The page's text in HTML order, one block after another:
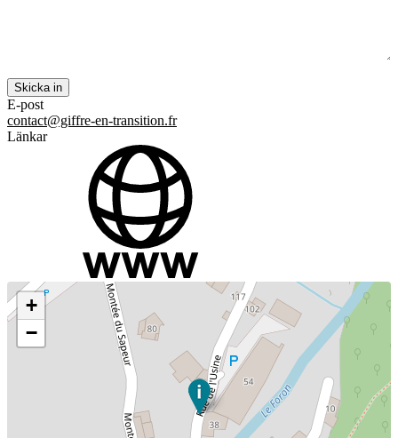
E-post
contact@giffre-en-transition.fr
Länkar
+
−